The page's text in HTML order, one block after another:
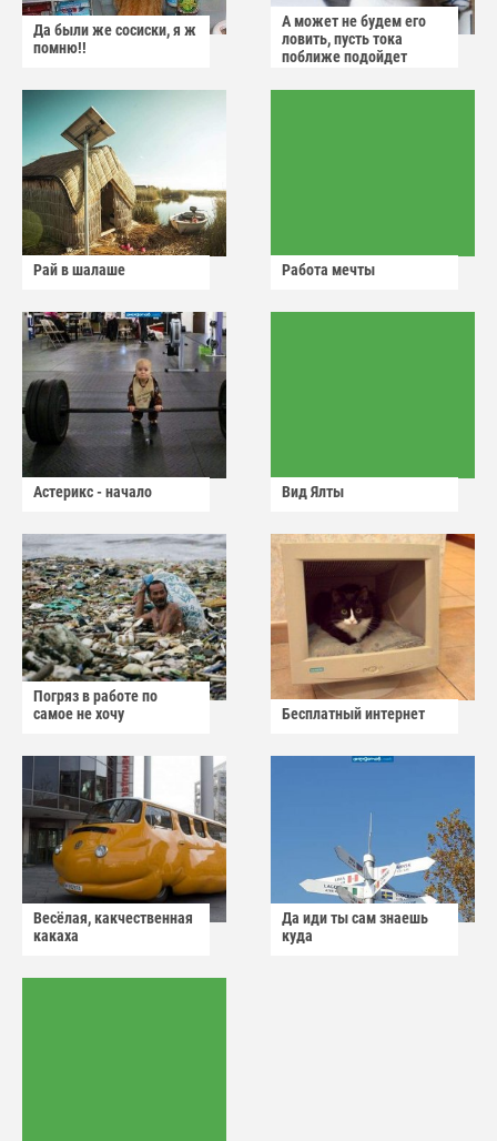
Да были же сосиски, я ж
помню!!
А может не будем его
ловить, пусть тока
поближе подойдет
Рай в шалаше Работа мечты
Астерикс - начало Вид Ялты
Погряз в работе по
самое не хочу
Бесплатный интернет
Весёлая, какчественная
какаха
Да иди ты сам знаешь
куда